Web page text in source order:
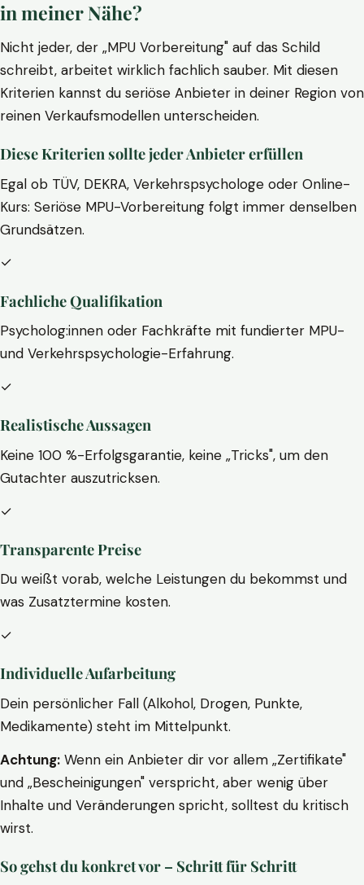
in meiner Nähe?
Nicht jeder, der „MPU Vorbereitung" auf das Schild
schreibt, arbeitet wirklich fachlich sauber. Mit diesen
Kriterien kannst du seriöse Anbieter in deiner Region von
reinen Verkaufsmodellen unterscheiden.
Diese Kriterien sollte jeder Anbieter erfüllen
Egal ob TÜV, DEKRA, Verkehrspsychologe oder Online-
Kurs: Seriöse MPU-Vorbereitung folgt immer denselben
Grundsätzen.
✓
Fachliche Qualifikation
Psycholog:innen oder Fachkräfte mit fundierter MPU-
und Verkehrspsychologie-Erfahrung.
✓
Realistische Aussagen
Keine 100 %-Erfolgsgarantie, keine „Tricks", um den
Gutachter auszutricksen.
✓
Transparente Preise
Du weißt vorab, welche Leistungen du bekommst und
was Zusatztermine kosten.
✓
Individuelle Aufarbeitung
Dein persönlicher Fall (Alkohol, Drogen, Punkte,
Medikamente) steht im Mittelpunkt.
Achtung: Wenn ein Anbieter dir vor allem „Zertifikate"
und „Bescheinigungen" verspricht, aber wenig über
Inhalte und Veränderungen spricht, solltest du kritisch
wirst.
So gehst du konkret vor – Schritt für Schritt